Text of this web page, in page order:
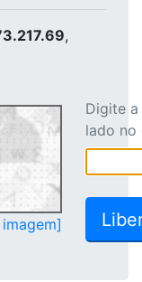
,
Digite
lado no